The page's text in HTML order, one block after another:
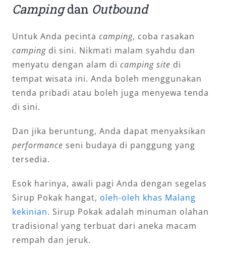
Campingdan Outbound
Untuk Anda pecinta camping, coba rasakan
camping di sini. Nikmati malam syahdu dan
menyatu dengan alam di camping site di
tempat wisata ini. Anda boleh menggunakan
tenda pribadi atau boleh juga menyewa tenda
di sini.
Dan jika beruntung, Anda dapat menyaksikan
performance seni budaya di panggung yang
tersedia.
Esok harinya, awali pagi Anda dengan segelas
Sirup Pokak hangat, oleh-oleh khas Malang
kekinian. Sirup Pokak adalah minuman olahan
tradisional yang terbuat dari aneka macam
rempah dan jeruk.